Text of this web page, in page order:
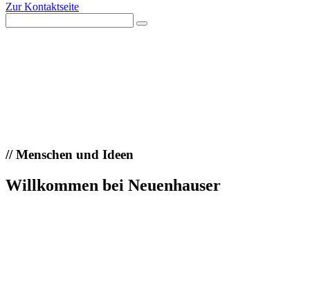
Zur Kontaktseite
//Menschen und Ideen
Willkommen bei Neuenhauser